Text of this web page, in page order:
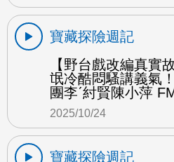
寶藏探險週記
【野台戲改編真實
氓冷酷悶騷講義氣
團李ˊ紂賢陳小萍
2025/10/24
寶藏探險週記